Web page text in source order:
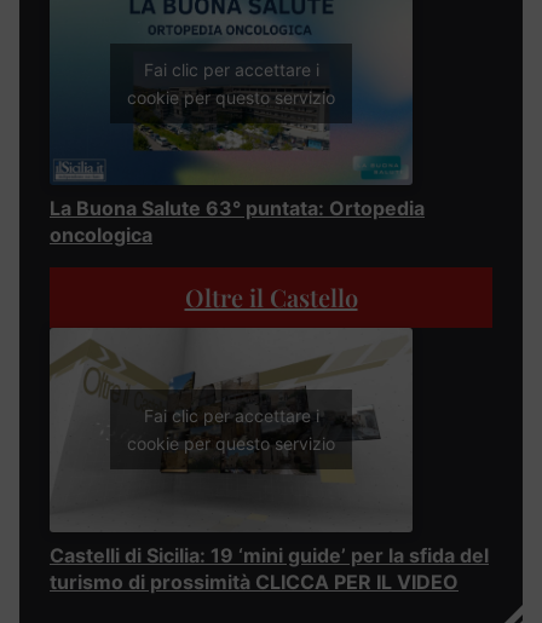
Fai clic per accettare i
cookie per questo servizio
La Buona Salute 63° puntata: Ortopedia
oncologica
Oltre il Castello
Fai clic per accettare i
cookie per questo servizio
Castelli di Sicilia: 19 ‘mini guide’ per la sfida del
turismo di prossimità CLICCA PER IL VIDEO